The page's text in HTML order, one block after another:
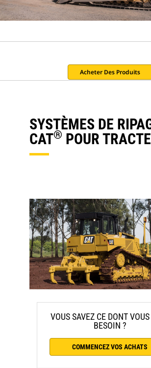
Acheter Des Produits
SYSTÈMES DE
CAT® POUR
VOUS SAVEZ CE DONT
BESOIN ?
COMMENCEZ VOS ACHATS